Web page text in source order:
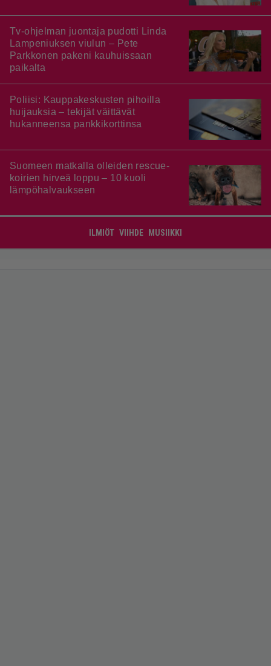
Tv-ohjelman juontaja pudotti Linda
Lampeniuksen viulun – Pete
Parkkonen pakeni kauhuissaan
paikalta
Poliisi: Kauppakeskusten pihoilla
huijauksia – tekijät väittävät
hukanneensa pankkikorttinsa
Suomeen matkalla olleiden rescue-
koirien hirveä loppu – 10 kuoli
lämpöhalvaukseen
ILMIÖT VIIHDE MUSIIKKI